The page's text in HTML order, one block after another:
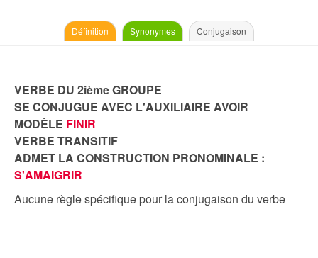
Définition Synonymes Conjugaison
VERBE DU 2ième GROUPE
SE CONJUGUE AVEC L'AUXILIAIRE AVOIR
MODÈLE FINIR
VERBE TRANSITIF
ADMET LA CONSTRUCTION PRONOMINALE :
S'AMAIGRIR
Aucune règle spécifique pour la conjugaison du verbe